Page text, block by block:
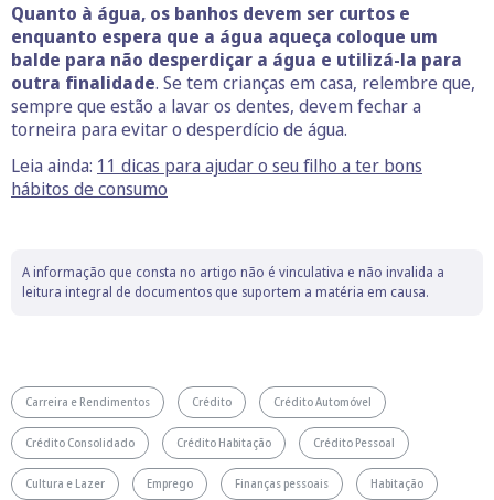
Quanto à água, os banhos devem ser curtos e
enquanto espera que a água aqueça coloque um
balde para não desperdiçar a água e utilizá-la para
outra finalidade. Se tem crianças em casa, relembre que,
sempre que estão a lavar os dentes, devem fechar a
torneira para evitar o desperdício de água.
Leia ainda: 11 dicas para ajudar o seu filho a ter bons
hábitos de consumo
A informação que consta no artigo não é vinculativa e não invalida a
leitura integral de documentos que suportem a matéria em causa.
Carreira e Rendimentos Crédito Crédito Automóvel
Crédito Consolidado Crédito Habitação Crédito Pessoal
Cultura e Lazer Emprego Finanças pessoais Habitação